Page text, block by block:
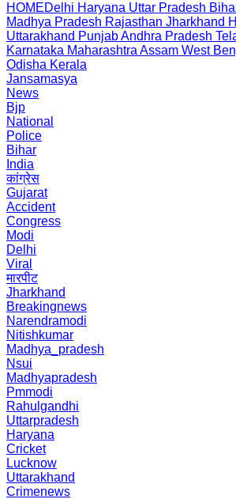
HOMEDelhi Haryana Uttar Pradesh
Madhya Pradesh Rajasthan Jharkhand
Uttarakhand PunjabAndhra Pradesh
Karnataka Maharashtra Assam West
Odisha Kerala
Jansamasya
News
Bjp
National
Police
Bihar
India
कांग्रेस
Gujarat
Accident
Congress
Modi
Delhi
Viral
मारपीट
Jharkhand
Breakingnews
Narendramodi
Nitishkumar
Madhya_pradesh
Nsui
Madhyapradesh
Pmmodi
Rahulgandhi
Uttarpradesh
Haryana
Cricket
Lucknow
Uttarakhand
Crimenews